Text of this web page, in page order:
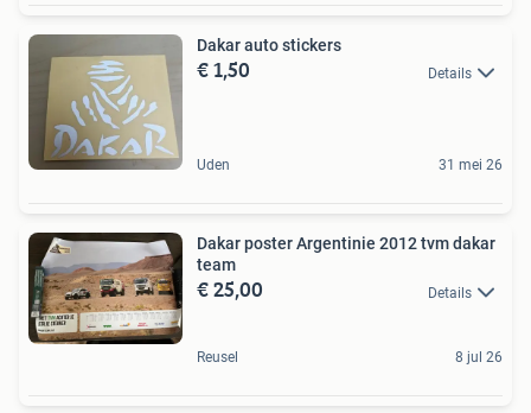
Dakar auto stickers
€ 1,50 Details
Uden 31 mei 26
Dakar poster Argentinie 2012 tvm dakar
team
€ 25,00 Details
Reusel 8 jul 26